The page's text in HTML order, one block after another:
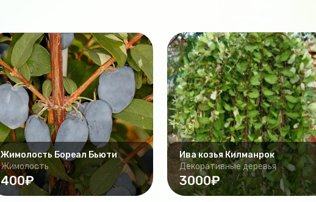
Жимолость Бореал Бьюти
Жимолость
400₽
Ива козья Килманрок
Декоративные деревья
3000₽